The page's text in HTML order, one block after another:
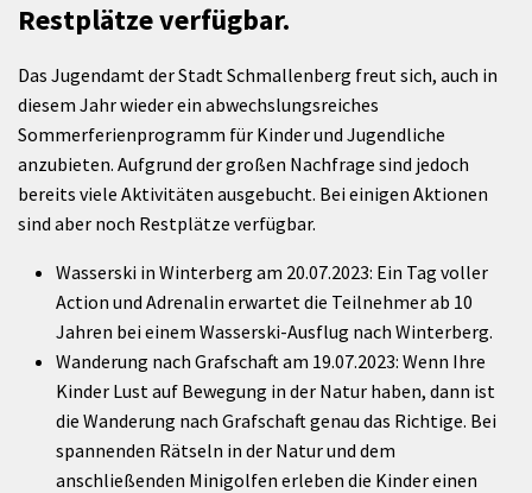
Restplätze verfügbar.
Das Jugendamt der Stadt Schmallenberg freut sich, auch in
diesem Jahr wieder ein abwechslungsreiches
Sommerferienprogramm für Kinder und Jugendliche
anzubieten. Aufgrund der großen Nachfrage sind jedoch
bereits viele Aktivitäten ausgebucht. Bei einigen Aktionen
sind aber noch Restplätze verfügbar.
Wasserski in Winterberg am 20.07.2023: Ein Tag voller
Action und Adrenalin erwartet die Teilnehmer ab 10
Jahren bei einem Wasserski-Ausflug nach Winterberg.
Wanderung nach Grafschaft am 19.07.2023: Wenn Ihre
Kinder Lust auf Bewegung in der Natur haben, dann ist
die Wanderung nach Grafschaft genau das Richtige. Bei
spannenden Rätseln in der Natur und dem
anschließenden Minigolfen erleben die Kinder einen